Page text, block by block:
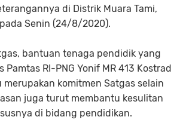
di Distrik Muara Tami,
Senin (24/8/2020).
bantuan tenaga pendidik yang
Pamtas RI-PNG Yonif MR 413 Kostrad
merupakan komitmen Satgas selain
juga turut membantu kesulitan
di bidang pendidikan.